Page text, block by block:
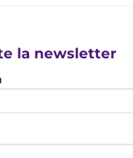
la newsletter